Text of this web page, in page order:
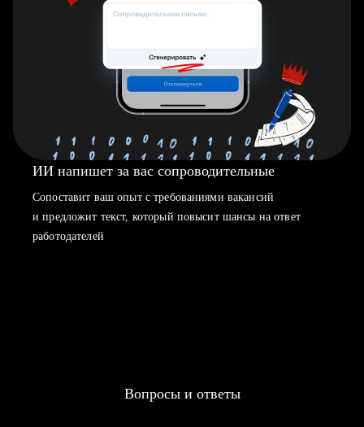
ИИ напишет за вас сопроводительные
Сопоставит ваш опыт с требованиями вакансий
и предложит текст, который повысит шансы на ответ
работодателей
Вопросы и ответы